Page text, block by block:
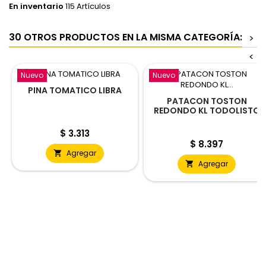
En inventario 115 Artículos
30 OTROS PRODUCTOS EN LA MISMA CATEGORÍA: >
<
Nuevo
PINA TOMATICO LIBRA
Precio
$ 3.313
 Agregar
Nuevo
PATACON TOSTON
REDONDO KL TODOLISTO
Precio
$ 8.397
 Agregar